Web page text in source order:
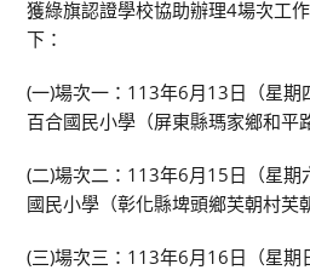
獲綠旗認證學校協助辦理4場次工
下：
(一)場次一：113年6月13日（星期
百合國民小學（屏東縣瑪家鄉和平
(二)場次二：113年6月15日（星期
國民小學（彰化縣埤頭鄉芙朝村芙
(三)場次三：113年6月16日（星期